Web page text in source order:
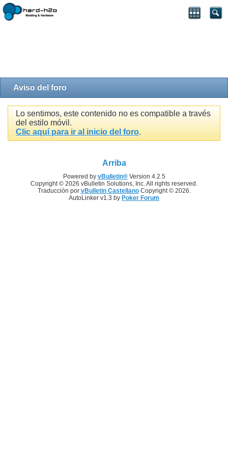
Aviso del foro
Lo sentimos, este contenido no es compatible a través
del estilo móvil.
Clic aquí para ir al inicio del foro.
Arriba
Powered by vBulletin®Version 4.2.5
Copyright © 2026 vBulletin Solutions, Inc. All rights reserved.
Traducción por vBulletin CastellanoCopyright © 2026.
AutoLinker v1.3 by Poker Forum